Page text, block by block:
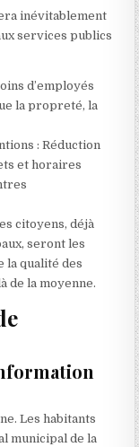
inévitablement
services publics
d’employés
la propreté, la
: Réduction
et horaires
citoyens, déjà
seront les
la qualité des
de la moyenne.
Les habitants
municipal de la